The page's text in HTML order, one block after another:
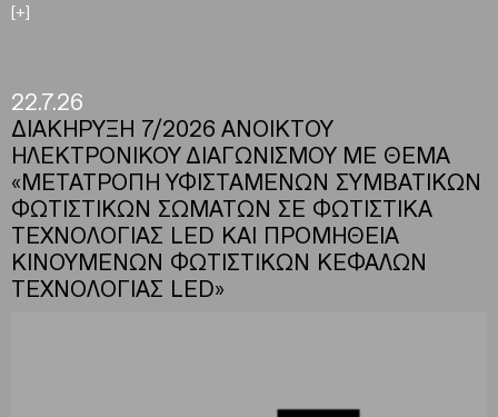
[+]
22.7.26
ΔΙΑΚΗΡΥΞΗ 7/2026 ΑΝΟΙΚΤΟΥ
ΗΛΕΚΤΡΟΝΙΚΟΥ ΔΙΑΓΩΝΙΣΜΟΥ ΜΕ ΘΕΜΑ
«ΜΕΤΑΤΡΟΠΗ ΥΦΙΣΤΑΜΕΝΩΝ ΣΥΜΒΑΤΙΚΩΝ
ΦΩΤΙΣΤΙΚΩΝ ΣΩΜΑΤΩΝ ΣΕ ΦΩΤΙΣΤΙΚΑ
ΤΕΧΝΟΛΟΓΙΑΣ LED ΚΑΙ ΠΡΟΜΗΘΕΙΑ
ΚΙΝΟΥΜΕΝΩΝ ΦΩΤΙΣΤΙΚΩΝ ΚΕΦΑΛΩΝ
ΤΕΧΝΟΛΟΓΙΑΣ LED»